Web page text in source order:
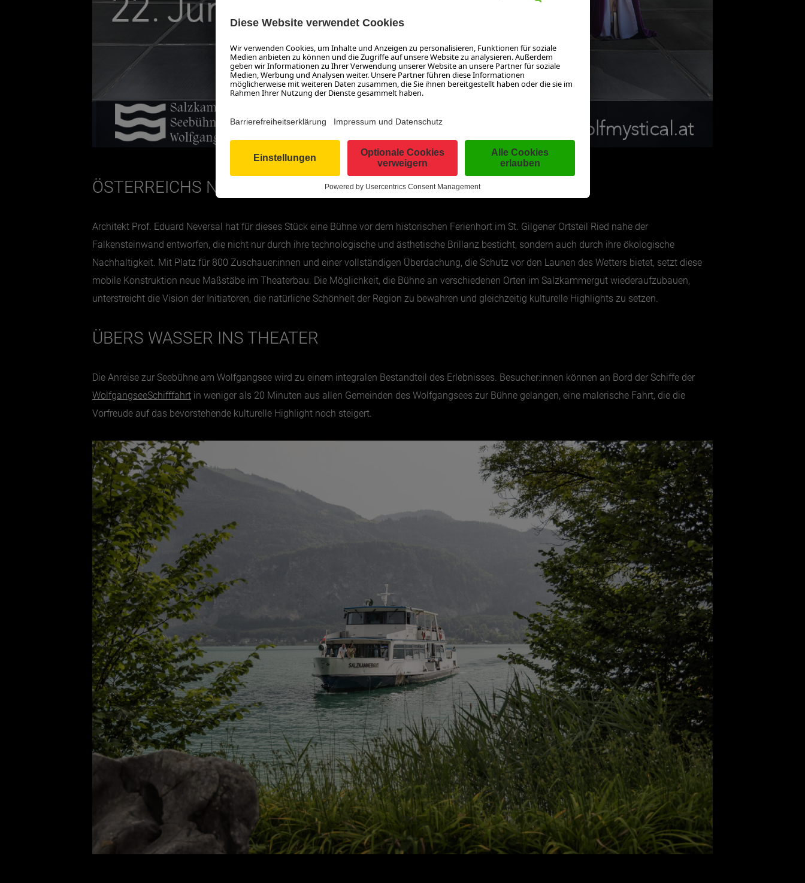
ÖSTERREICHS NEUE, NACHHALTIGE SEEBÜHNE
Architekt Prof. Eduard Neversal hat für dieses Stück eine Bühne vor dem historischen Ferienhort im St. Gilgener Ortsteil Ried nahe der
Falkensteinwand entworfen, die nicht nur durch ihre technologische und ästhetische Brillanz besticht, sondern auch durch ihre ökologische
Nachhaltigkeit. Mit Platz für 800 Zuschauer:innen und einer vollständigen Überdachung, die Schutz vor den Launen des Wetters bietet, setzt diese
mobile Konstruktion neue Maßstäbe im Theaterbau. Die Möglichkeit, die Bühne an verschiedenen Orten im Salzkammergut wiederaufzubauen,
unterstreicht die Vision der Initiatoren, die natürliche Schönheit der Region zu bewahren und gleichzeitig kulturelle Highlights zu setzen.
ÜBERS WASSER INS THEATER
Die Anreise zur Seebühne am Wolfgangsee wird zu einem integralen Bestandteil des Erlebnisses. Besucher:innen können an Bord der Schiffe der
WolfgangseeSchifffahrt in weniger als 20 Minuten aus allen Gemeinden des Wolfgangsees zur Bühne gelangen, eine malerische Fahrt, die die
Vorfreude auf das bevorstehende kulturelle Highlight noch steigert.